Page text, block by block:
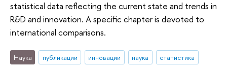
statistical data reflecting the current state and trends in
R&D and innovation. A specific chapter is devoted to
international comparisons.
Наука публикации инновации наука статистика